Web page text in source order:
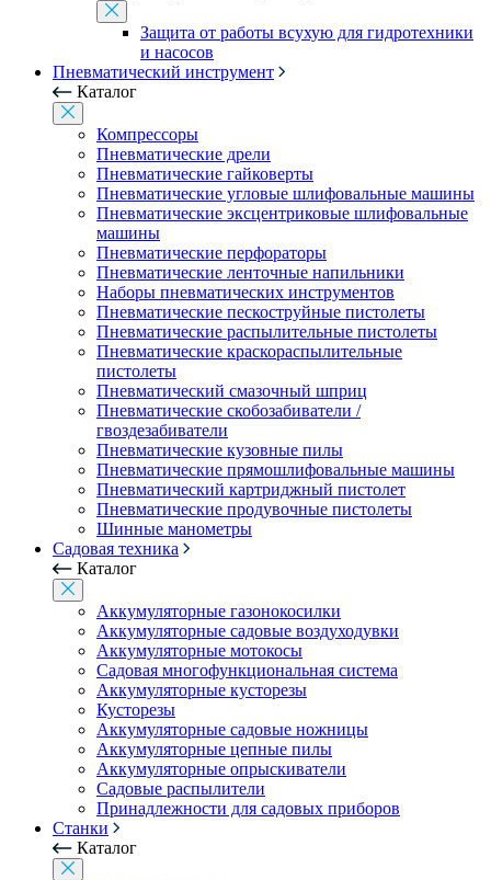
Защита от работы всухую для гидротехники
и насосов
Пневматический инструмент
Каталог
Компрессоры
Пневматические дрели
Пневматические гайковерты
Пневматические угловые шлифовальные машины
Пневматические эксцентриковые шлифовальные
машины
Пневматические перфораторы
Пневматические ленточные напильники
Наборы пневматических инструментов
Пневматические пескоструйные пистолеты
Пневматические распылительные пистолеты
Пневматические краскораспылительные
пистолеты
Пневматический смазочный шприц
Пневматические скобозабиватели /
гвоздезабиватели
Пневматические кузовные пилы
Пневматические прямошлифовальные машины
Пневматический картриджный пистолет
Пневматические продувочные пистолеты
Шинные манометры
Садовая техника
Каталог
Аккумуляторные газонокосилки
Аккумуляторные садовые воздуходувки
Аккумуляторные мотокосы
Садовая многофункциональная система
Аккумуляторные кусторезы
Кусторезы
Аккумуляторные садовые ножницы
Аккумуляторные цепные пилы
Аккумуляторные опрыскиватели
Садовые распылители
Принадлежности для садовых приборов
Станки
Каталог